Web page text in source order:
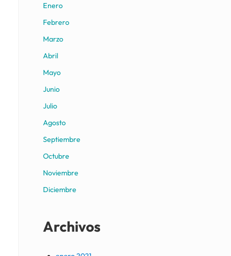
Enero
Febrero
Marzo
Abril
Mayo
Junio
Julio
Agosto
Septiembre
Octubre
Noviembre
Diciembre
Archivos